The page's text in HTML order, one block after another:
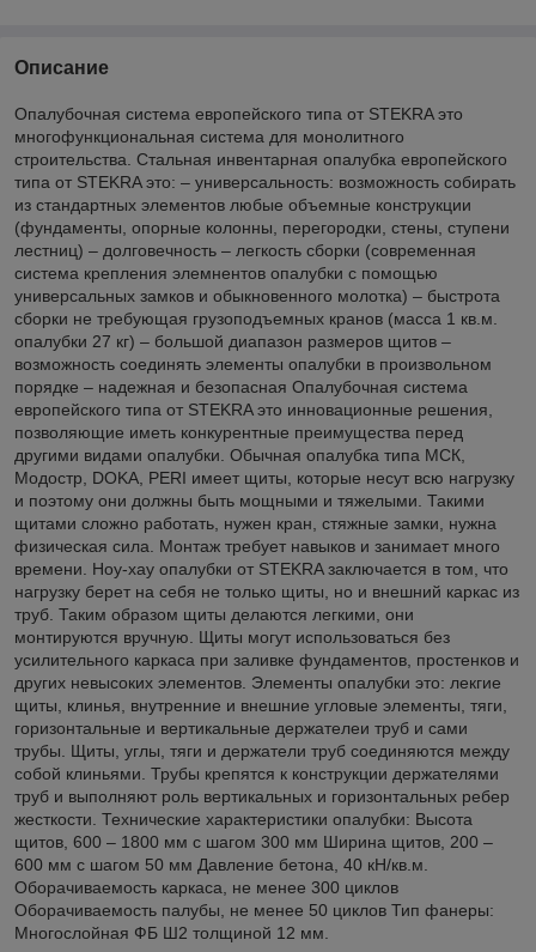
Описание
Опалубочная система европейского типа от STEKRA это
многофункциональная система для монолитного
строительства. Стальная инвентарная опалубка европейского
типа от STEKRA это: – универсальность: возможность собирать
из стандартных элементов любые объемные конструкции
(фундаменты, опорные колонны, перегородки, стены, ступени
лестниц) – долговечность – легкость сборки (современная
система крепления элемнентов опалубки с помощью
универсальных замков и обыкновенного молотка) – быстрота
сборки не требующая грузоподъемных кранов (масса 1 кв.м.
опалубки 27 кг) – большой диапазон размеров щитов –
возможность соединять элементы опалубки в произвольном
порядке – надежная и безопасная Опалубочная система
европейского типа от STEKRA это инновационные решения,
позволяющие иметь конкурентные преимущества перед
другими видами опалубки. Обычная опалубка типа МСК,
Модостр, DOKA, PERI имеет щиты, которые несут всю нагрузку
и поэтому они должны быть мощными и тяжелыми. Такими
щитами сложно работать, нужен кран, стяжные замки, нужна
физическая сила. Монтаж требует навыков и занимает много
времени. Ноу-хау опалубки от STEKRA заключается в том, что
нагрузку берет на себя не только щиты, но и внешний каркас из
труб. Таким образом щиты делаются легкими, они
монтируются вручную. Щиты могут использоваться без
усилительного каркаса при заливке фундаментов, простенков и
других невысоких элементов. Элементы опалубки это: лекгие
щиты, клинья, внутренние и внешние угловые элементы, тяги,
горизонтальные и вертикальные держателеи труб и сами
трубы. Щиты, углы, тяги и держатели труб соединяются между
собой клиньями. Трубы крепятся к конструкции держателями
труб и выполняют роль вертикальных и горизонтальных ребер
жесткости. Технические характеристики опалубки: Высота
щитов, 600 – 1800 мм с шагом 300 мм Ширина щитов, 200 –
600 мм с шагом 50 мм Давление бетона, 40 кН/кв.м.
Оборачиваемость каркаса, не менее 300 циклов
Оборачиваемость палубы, не менее 50 циклов Тип фанеры:
Многослойная ФБ Ш2 толщиной 12 мм.